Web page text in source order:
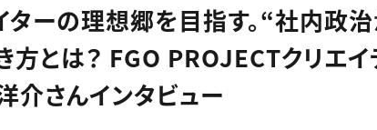
ターの理想郷を目指す。“社内政
方とは？ FGO PROJECTクリエイ
介さんインタビュー